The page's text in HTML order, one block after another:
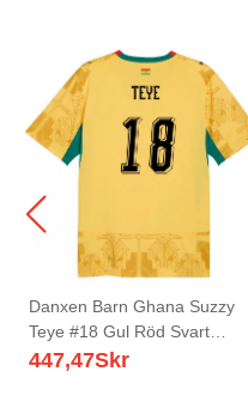
Danxen Barn Ghana Suzzy
Teye #18 Gul Röd Svart
Bortatröja Matchtröjor 26-28
447,47Skr